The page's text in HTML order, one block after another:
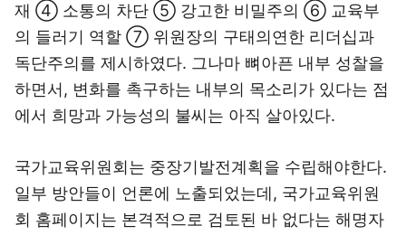
재 ④ 소통의 차단 ⑤ 강고한 비밀주의 ⑥ 교육부
의 들러기 역할 ⑦ 위원장의 구태의연한 리더십과
독단주의를 제시하였다. 그나마 뼈아픈 내부 성찰을
하면서, 변화를 촉구하는 내부의 목소리가 있다는 점
에서 희망과 가능성의 불씨는 아직 살아있다.
국가교육위원회는 중장기발전계획을 수립해야한다.
일부 방안들이 언론에 노출되었는데, 국가교육위원
회 홈페이지는 본격적으로 검토된 바 없다는 해명자